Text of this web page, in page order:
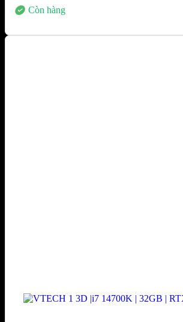
Còn hàng